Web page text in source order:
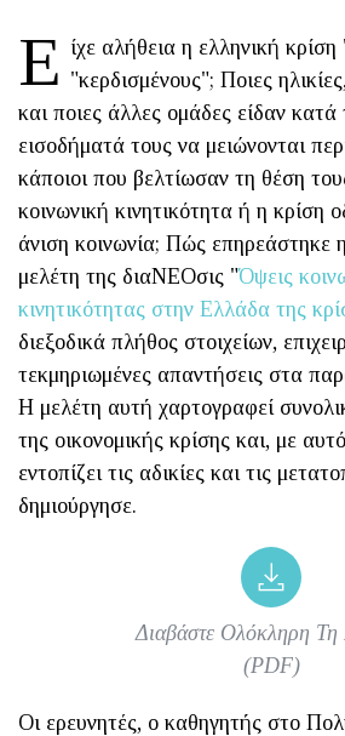
Ε ίχε αλήθεια η ελληνική
"κερδισμένους"; Ποιες
και ποιες άλλες ομάδες είδαν κατά
εισοδήματά τους να μειώνονται
κάποιοι που βελτίωσαν τη θέση
κοινωνική κινητικότητα ή η κρίση
άνιση κοινωνία; Πώς επηρεάστηκε
μελέτη της διαΝΕΟσις "Όψεις
κινητικότητας στην Ελλάδα της
διεξοδικά πλήθος στοιχείων,
τεκμηριωμένες απαντήσεις στα
H μελέτη αυτή χαρτογραφεί
της οικονομικής κρίσης και, με
εντοπίζει τις αδικίες και τις
δημιούργησε.
Διαβάστε Ολόκληρη Τη
(PDF)
Οι ερευνητές, ο καθηγητής στο